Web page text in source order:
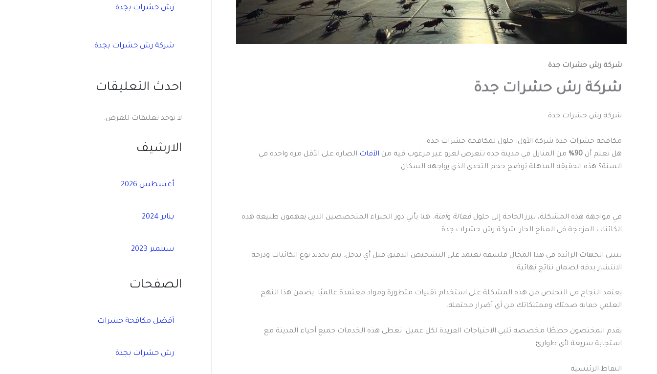
شركة رش حشرات جدة
شركة رش حشرات جدة
شركة رش حشرات جدة
مكافحة حشرات جدة شركة الأول: حلول لمكافحة حشرات جدة
هل تعلم أن 90% من المنازل في مدينة جدة تتعرض لغزو غير مرغوب فيه من الآفات الضارة على الأقل مرة واحدة في
السنة؟ هذه الحقيقة المذهلة توضح حجم التحدي الذي يواجهه السكان.
في مواجهة هذه المشكلة، تبرز الحاجة إلى حلول فعالة وآمنة. هنا يأتي دور الخبراء المتخصصين الذين يفهمون طبيعة هذه
الكائنات المزعجة في المناخ الحار. شركة رش حشرات جدة
تتبنى الجهات الرائدة في هذا المجال فلسفة تعتمد على التشخيص الدقيق قبل أي تدخل. يتم تحديد نوع الكائنات ودرجة
الانتشار بدقة لضمان نتائج نهائية.
يعتمد النجاح في التخلص من هذه المشكلة على استخدام تقنيات متطورة ومواد معتمدة عالميًا. يضمن هذا النهج
العلمي حماية صحتك وممتلكاتك من أي أضرار محتملة.
يقدم المختصون خططًا مخصصة تلبي الاحتياجات الفريدة لكل عميل. تغطي هذه الخدمات جميع أحياء المدينة مع
استجابة سريعة لأي طوارئ.
النقاط الرئيسية
رش حشرات بجدة
شركة رش حشرات بجدة
احدث التعليقات
لا توجد تعليقات للعرض.
الارشيف
أغسطس 2026
يناير 2024
سبتمبر 2023
الصفحات
أفضل مكافحة حشرات
رش حشرات بجدة